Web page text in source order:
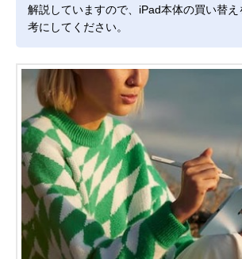
解説していますので、iPad本体の買い替
考にしてください。